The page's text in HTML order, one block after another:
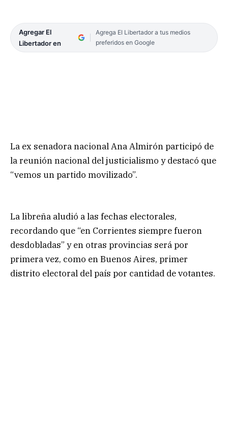
Agregar El
Libertador en
Agrega El Libertador a tus medios
preferidos en Google
La ex senadora nacional Ana Almirón participó de
la reunión nacional del justicialismo y destacó que
“vemos un partido movilizado”.
La libreña aludió a las fechas electorales,
recordando que “en Corrientes siempre fueron
desdobladas” y en otras provincias será por
primera vez, como en Buenos Aires, primer
distrito electoral del país por cantidad de votantes.